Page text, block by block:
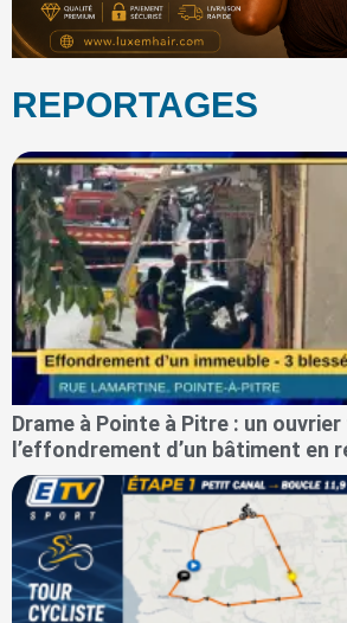
REPORTAGES
Drame à Pointe à Pitre : un
l’effondrement d’un bâtiment en